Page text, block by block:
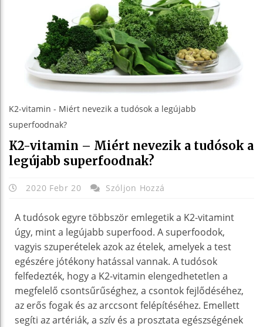
K2-vitamin - Miért nevezik a tudósok a legújabb
superfoodnak?
K2-vitamin – Miért nevezik a tudósok a
legújabb superfoodnak?
2020 Febr 20 Szóljon Hozzá
A tudósok egyre többször emlegetik a K2-vitamint
úgy, mint a legújabb superfood. A superfoodok,
vagyis szuperételek azok az ételek, amelyek a test
egészére jótékony hatással vannak. A tudósok
felfedezték, hogy a K2-vitamin elengedhetetlen a
megfelelő csontsűrűséghez, a csontok fejlődéséhez,
az erős fogak és az arccsont felépítéséhez. Emellett
segíti az artériák, a szív és a prosztata egészségének